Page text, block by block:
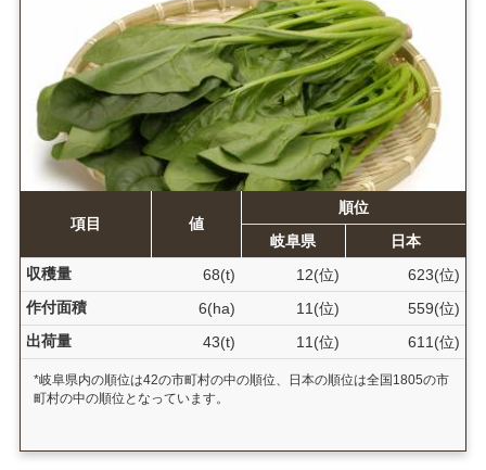
項目 値
順位
岐阜県
日本
収穫量
68(t) 12(位)
623(位)
作付面積
6(ha) 11(位)
559(位)
出荷量
43(t) 11(位) 611(位)
*岐阜県内の順位は42の市町村の中の順位、日本の順位は全国1805の市
町村の中の順位となっています。